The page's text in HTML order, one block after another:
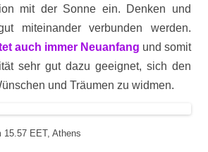
mit der Sonne ein. Denken und
miteinander verbunden werden.
auch immer Neuanfang und somit
sehr gut dazu geeignet, sich den
und Träumen zu widmen.
15.57 EET, Athens